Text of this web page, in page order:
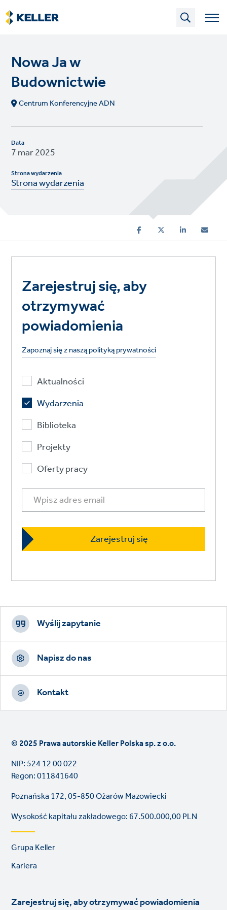
Skip
to
main
Nowa Ja w
Budownictwie
Centrum Konferencyjne ADN
Data
7 mar 2025
Strona wydarzenia
Strona wydarzenia
Zarejestruj się, aby
otrzymywać
powiadomienia
Zapoznaj się z naszą polityką prywatności
Aktualności
Wydarzenia
Biblioteka
Projekty
Oferty pracy
Footer
CTAs
Wyślij zapytanie
Napisz do nas
Kontakt
© 2025 Prawa autorskie Keller Polska sp. z o.o.
NIP: 524 12 00 022
Regon: 011841640
Poznańska 172, 05-850 Ożarów Mazowiecki
Wysokość kapitału zakładowego: 67.500.000,00 PLN
Footer
links
Grupa Keller
Kariera
Zarejestruj się, aby otrzymywać powiadomienia